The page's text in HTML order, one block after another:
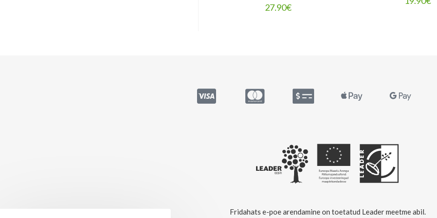
27.90€
Fridahats e-poe arendamine on toetatud Leader meetme abil.